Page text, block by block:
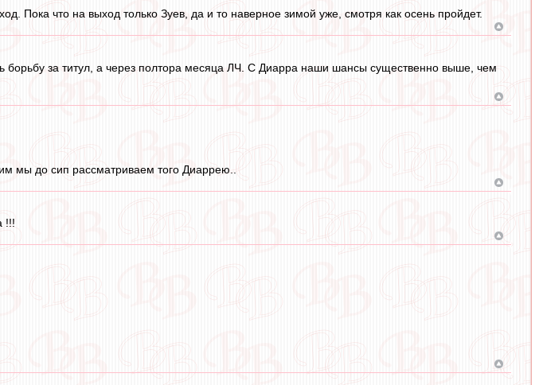
Пока что на выход только Зуев, да и то наверное зимой уже, смотря как осень пройдет.
борьбу за титул, а через полтора месяца ЛЧ. С Диарра наши шансы существенно выше, чем
мы до сип рассматриваем того Диаррею..
!!!